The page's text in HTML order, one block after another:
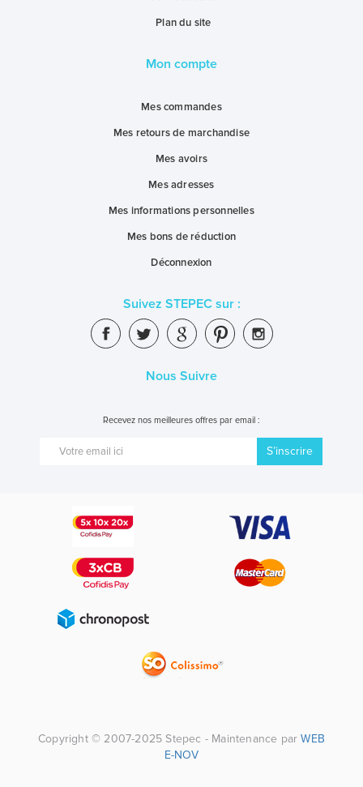
Plan du site
Mon compte
Mes commandes
Mes retours de marchandise
Mes avoirs
Mes adresses
Mes informations personnelles
Mes bons de réduction
Déconnexion
Suivez STEPEC sur :
Nous Suivre
Recevez nos meilleures offres par email :
S’inscrire
Copyright © 2007-2025 Stepec - Maintenance parWEB
E-NOV